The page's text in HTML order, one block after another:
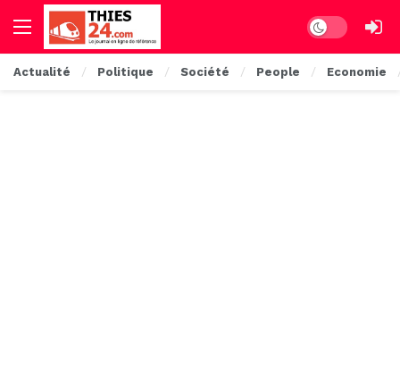
Dark mode
Actualité Politique Société People Economie